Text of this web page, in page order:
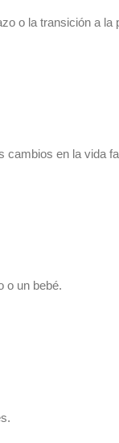
o la transición a la
cambios en la vida
o un bebé.